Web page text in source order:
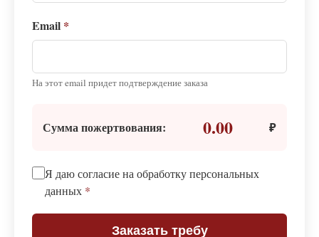
Email *
На этот email придет подтверждение заказа
Сумма пожертвования: 0.00 ₽
Я даю согласие на обработку персональных
данных *
Заказать требу